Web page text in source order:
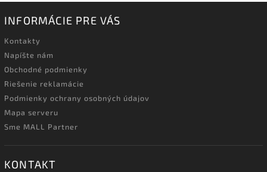
INFORMÁCIE PRE VÁS
Kontakty
Napíšte nám
Obchodné podmienky
Riešenie reklamácie
Podmienky ochrany osobných údajov
Mapa serveru
Sme MALL Partner
KONTAKT